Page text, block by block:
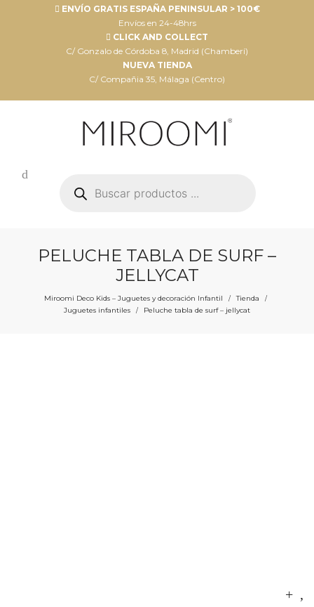
ENVÍO GRATIS ESPAÑA PENINSULAR > 100€
Envíos en 24-48hrs
CLICK AND COLLECT
C/ Gonzalo de Córdoba 8, Madrid (Chamberí)
NUEVA TIENDA
C/ Compañia 35, Málaga (Centro)
productos
PELUCHE TABLA DE SURF –
JELLYCAT
Miroomi Deco Kids – Juguetes y decoración Infantil / Tienda /
Juguetes infantiles / Peluche tabla de surf – jellycat